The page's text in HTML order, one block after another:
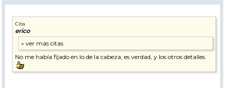
Cita
erico
No me había fijado en lo de la cabeza, es verdad, y los otros detalles.